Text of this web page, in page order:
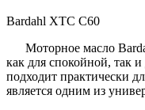
Bardahl XTC C60
Моторное масло
как для спокойной, так
подходит практически
является одним из